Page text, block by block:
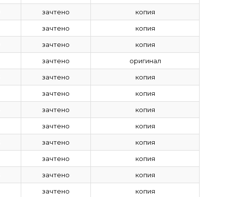
зачтено копия
зачтено копия
зачтено копия
зачтено оригинал
зачтено копия
зачтено копия
зачтено копия
зачтено копия
зачтено копия
зачтено копия
зачтено копия
зачтено копия